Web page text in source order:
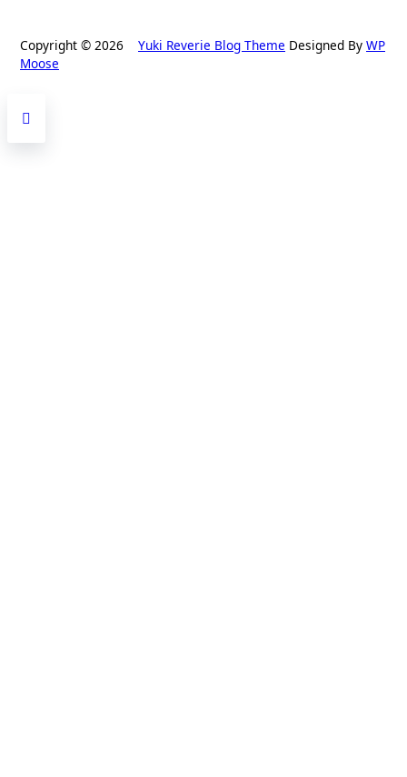
Copyright © 2026 Yuki Reverie Blog Theme Designed By WP
Moose